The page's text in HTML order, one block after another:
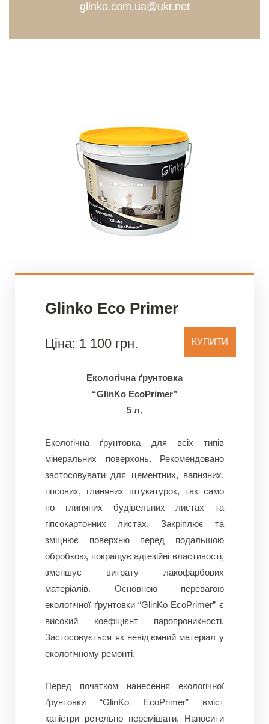
glinko.com.ua@ukr.net
Glinko Eсo Primer
Ціна: 1 100 грн. КУПИТИ
Екологічна ґрунтовка
“GlinKo EсoPrimer”
5 л.
Екологічна ґрунтовка для всіх типів
мінеральних поверхонь. Рекомендовано
застосовувати для цементних, вапняних,
гіпсових, глиняних штукатурок, так само
по глиняних будівельних листах та
гіпсокартонних листах. Закріплює та
зміцнює поверхню перед подальшою
обробкою, покращує адгезійні властивості,
зменшує витрату лакофарбових
матеріалів. Основною перевагою
екологічної ґрунтовки “GlinKo EсoPrimer” є
високий коефіцієнт паропроникності.
Застосовується як невід'ємний матеріал у
екологічному ремонті.
Перед початком нанесення екологічної
ґрунтовки “GlinKo EсoPrimer” вміст
каністри ретельно перемішати. Наносити